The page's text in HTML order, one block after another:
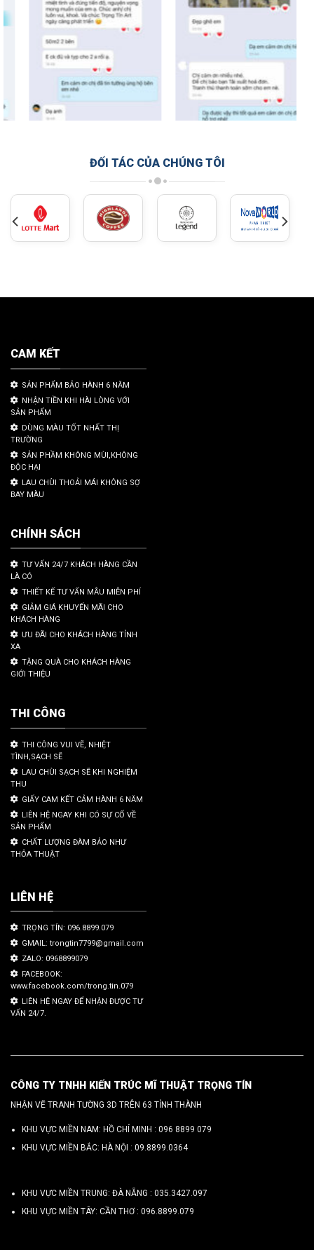
ĐỐI TÁC CỦA CHÚNG TÔI
CAM KẾT
SẢN PHẨM BẢO HÀNH 6 NĂM
NHẬN TIỀN KHI HÀI LÒNG VỚI
SẢN PHẨM
DÙNG MÀU TỐT NHẤT THỊ
TRƯỜNG
SẢN PHẦM KHÔNG MÙI,KHÔNG
ĐỘC HẠI
LAU CHÙI THOẢI MÁI KHÔNG SỢ
BAY MÀU
CHÍNH SÁCH
TƯ VẤN 24/7 KHÁCH HÀNG CẦN
LÀ CÓ
THIẾT KẾ TƯ VẤN MẪU MIỄN PHÍ
GIẢM GIÁ KHUYẾN MÃI CHO
KHÁCH HÀNG
ƯU ĐÃI CHO KHÁCH HÀNG TỈNH
XA
TẶNG QUÀ CHO KHÁCH HÀNG
GIỚI THIỆU
THI CÔNG
THI CÔNG VUI VẼ, NHIỆT
TÌNH,SẠCH SẼ
LAU CHÙI SẠCH SẼ KHI NGHIỆM
THU
GIẤY CAM KẾT CẢM HÀNH 6 NĂM
LIÊN HỆ NGAY KHI CÓ SỰ CỐ VỀ
SẢN PHẨM
CHẤT LƯỢNG ĐÀM BẢO NHƯ
THỎA THUẬT
LIÊN HỆ
TRỌNG TÍN: 096.8899.079
GMAIL: trongtin7799@gmail.com
ZALO: 0968899079
FACEBOOK:
www.facebook.com/trong.tin.079
LIÊN HỆ NGAY ĐỂ NHẬN ĐƯỢC TƯ
VẤN 24/7.
CÔNG TY TNHH KIẾN TRÚC MĨ THUẬT TRỌNG TÍN
NHẬN VẼ TRANH TƯỜNG 3D TRÊN 63 TỈNH THÀNH
KHU VỰC MIỀN NAM: HỒ CHÍ MINH : 096 8899 079
KHU VỰC MIỀN BẮC: HÀ NỘI : 09.8899.0364
KHU VỰC MIỀN TRUNG: ĐÀ NẴNG : 035.3427.097
KHU VỰC MIỀN TÂY: CẦN THƠ : 096.8899.079